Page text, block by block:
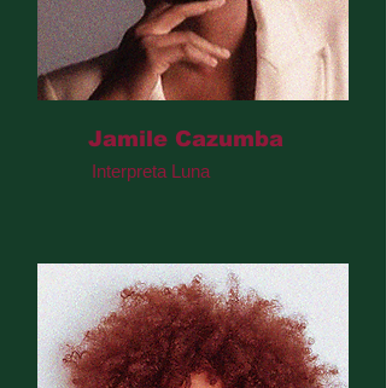
Jamile Cazumba
Interpreta Luna